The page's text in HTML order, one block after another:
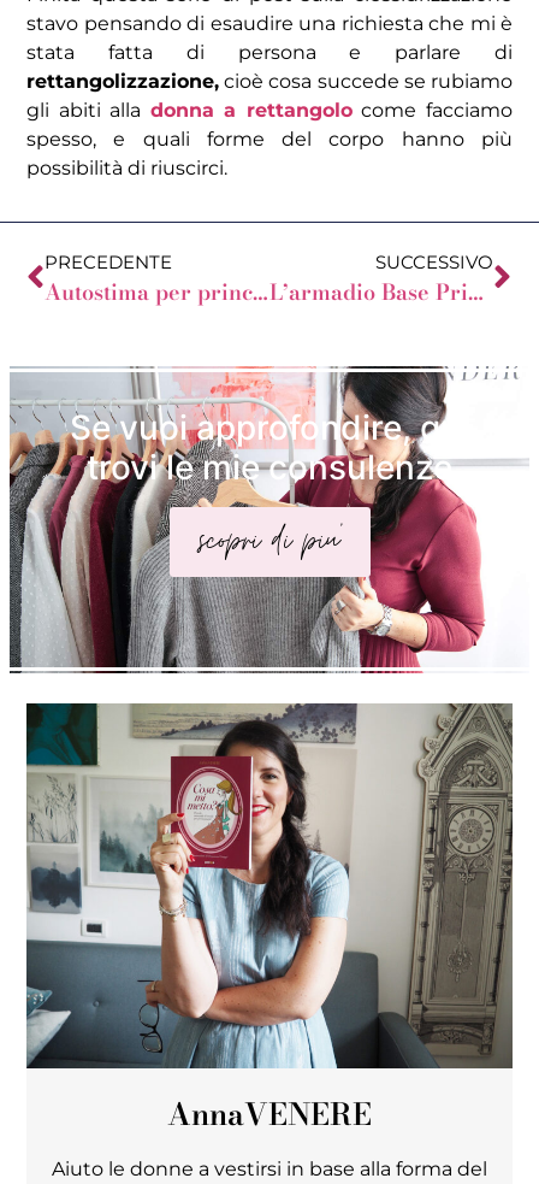
stavo pensando di esaudire una richiesta che mi è
stata fatta di persona e parlare di
rettangolizzazione, cioè cosa succede se rubiamo
gli abiti alla donna a rettangolocome facciamo
spesso, e quali forme del corpo hanno più
possibilità di riuscirci.
PRECEDENTE
Autostima per principianti
SUCCESSIVO
L’armadio Base Primaverile-Estivo della Mela a Vaso
Se vuoi approfondire, qui
trovi le mie consulenze
scopri di piu'
AnnaVENERE
Aiuto le donne a vestirsi in base alla forma del